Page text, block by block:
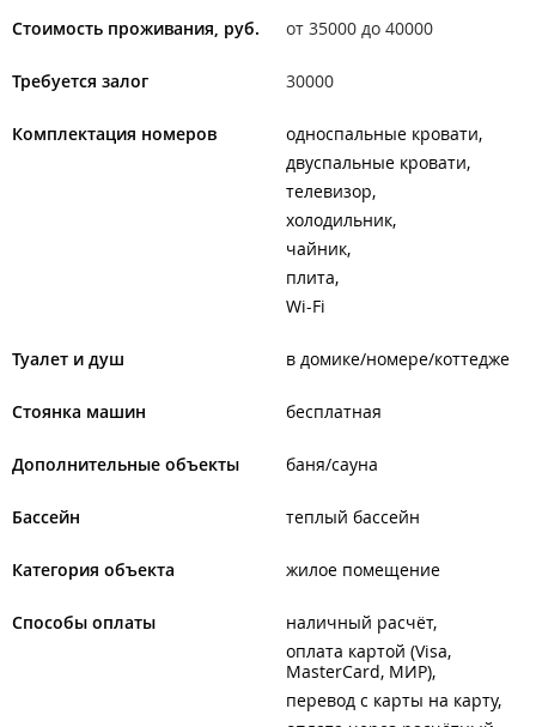
Стоимость проживания, руб. от 35000 до 40000
Требуется залог 30000
Комплектация номеров
односпальные кровати
двуспальные кровати
телевизор
холодильник
чайник
плита
Wi-Fi
Туалет и душ в домике/номере/коттедже
Стоянка машин бесплатная
Дополнительные объекты баня/сауна
Бассейн теплый бассейн
Категория объекта жилое помещение
Способы оплаты
наличный расчёт
оплата картой (Visa,
MasterCard, МИР)
перевод с карты на карту